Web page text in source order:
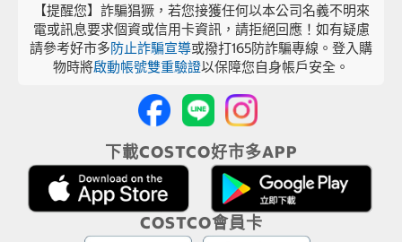
【提醒您】詐騙猖獗，若您接獲任何以本公司名義不明來
電或訊息要求個資或信用卡資訊，請拒絕回應！如有疑慮
請參考好市多防止詐騙宣導或撥打165防詐騙專線。登入購
物時將啟動帳號雙重驗證以保障您自身帳戶安全。
下載COSTCO好市多APP
COSTCO會員卡